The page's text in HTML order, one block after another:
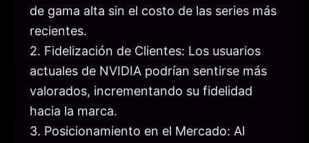
de gama alta sin el costo de las series más
recientes.
2. Fidelización de Clientes: Los usuarios
actuales de NVIDIA podrían sentirse más
valorados, incrementando su fidelidad
hacia la marca.
3. Posicionamiento en el Mercado: Al